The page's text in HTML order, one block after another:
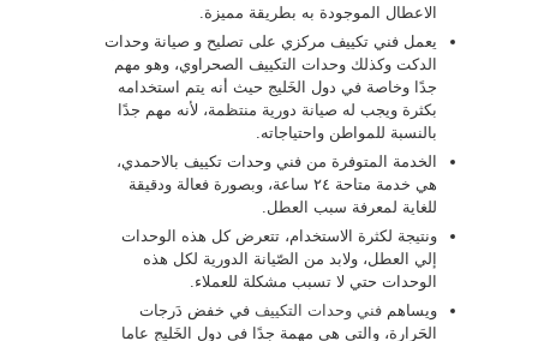
الاعطال الموجودة به بطريقة مميزة.
يعمل فني تكييف مركزي على تصليح و صيانة وحدات
الدكت وكذلك وحدات التكييف الصحراوي، وهو مهم
جدًا وخاصة في دول الخَليج حيث أنه يتم استخدامه
بكثرة ويجب له صيانة دورية منتظمة، لأنه مهم جدًا
بالنسبة للمواطن واحتياجاته.
الخدمة المتوفرة من فني وحدات تكييف بالاحمدي،
هي خدمة متاحة ٢٤ ساعة، وبصورة فعالة ودقيقة
للغاية لمعرفة سبب العطل.
ونتيجة لكثرة الاستخدام، تتعرض كل هذه الوحدات
إلي العطل، ولابد من الصّيانة الدورية لكل هذه
الوحدات حتي لا تسبب مشكلة للعملاء.
ويساهم فني وحدات التكييف في خفض دَرجات
الحَرارة، والتي هي مهمة جدًا في دول الخَليج عاما